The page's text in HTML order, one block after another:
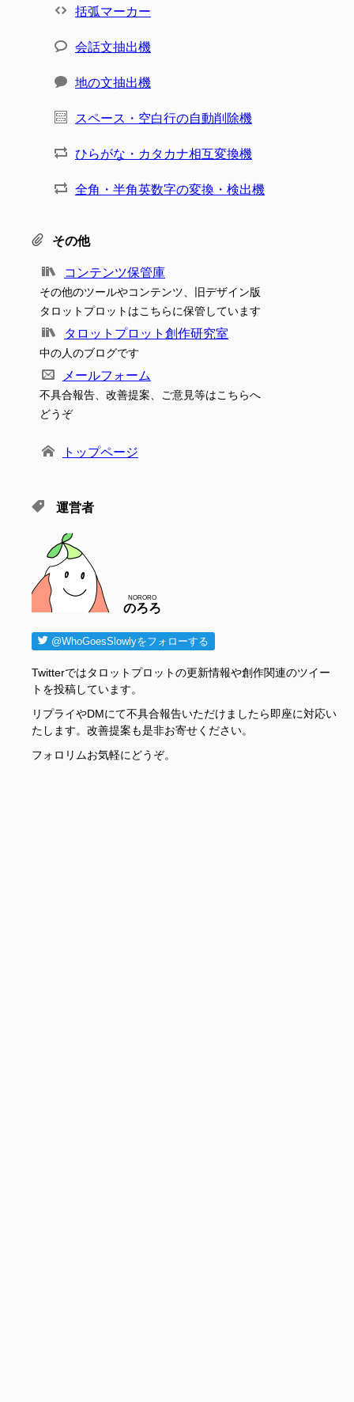
括弧マーカー
会話文抽出機
地の文抽出機
スペース・空白行の自動削除機
ひらがな・カタカナ相互変換機
全角・半角英数字の変換・検出機
その他
コンテンツ保管庫
その他のツールやコンテンツ、旧デザイン版
タロットプロットはこちらに保管しています
タロットプロット創作研究室
中の人のブログです
メールフォーム
不具合報告、改善提案、ご意見等はこちらへ
どうぞ
トップページ
運営者
のろろ
NORORO
@WhoGoesSlowlyをフォローする
Twitterではタロットプロットの更新情報や創作関連のツイー
トを投稿しています。
リプライやDMにて不具合報告いただけましたら即座に対応い
たします。改善提案も是非お寄せください。
フォロリムお気軽にどうぞ。